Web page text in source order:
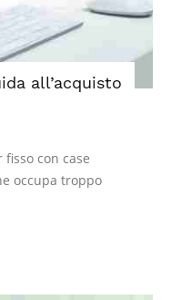
all’acquisto
con case
occupa troppo